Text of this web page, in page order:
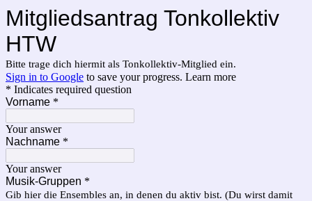
Mitgliedsantrag Tonkollektiv
HTW
Bitte trage dich hiermit als Tonkollektiv-Mitglied ein.
Sign in to Google to save your progress. Learn more
* Indicates required question
Vorname *
Your answer
Nachname *
Your answer
Musik-Gruppen *
Gib hier die Ensembles an, in denen du aktiv bist. (Du wirst damit